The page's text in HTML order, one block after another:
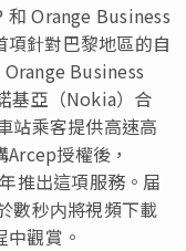
和 Orange Business
針對巴黎地區的自
Business
基亞（Nokia）合
站乘客提供高速高
授權後，
推出這項服務。届
數秒内將視頻下載
觀賞。